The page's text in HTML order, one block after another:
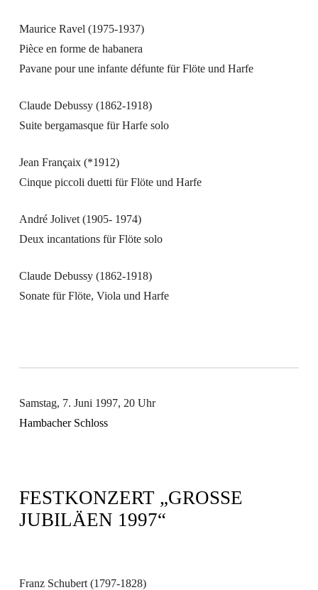
Maurice Ravel (1975-1937)
Pièce en forme de habanera
Pavane pour une infante défunte für Flöte und Harfe
Claude Debussy (1862-1918)
Suite bergamasque für Harfe solo
Jean Françaix (*1912)
Cinque piccoli duetti für Flöte und Harfe
André Jolivet (1905- 1974)
Deux incantations für Flöte solo
Claude Debussy (1862-1918)
Sonate für Flöte, Viola und Harfe
Samstag, 7. Juni 1997, 20 Uhr
Hambacher Schloss
FESTKONZERT „GROSSE J
UBILÄEN 1997“
Franz Schubert (1797-1828)